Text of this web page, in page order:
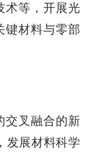
术等，开展光
键材料与零部
交叉融合的新
发展材料科学